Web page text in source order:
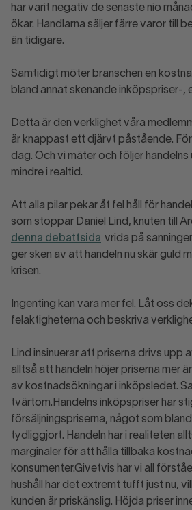
har varit negativ de senaste nio
ökar. Handlarna säljer färre varor till
än tidigare.
Samtidigt möter branschen en
bland annat skenande inköpspriser-,
Detta är den verklighet våra
är knappast ett djärvt påstående.
dag. Och vi mäter och följer handelns
mindre i realtid.
Att alla pilar pekar åt fel håll för
som stoppar Daniel Lind, knuten till
denna debattsida vrida på
ger sken av att handeln nu skär guld
krisen.
Ingenting kan vara mer fel. Låt oss
felaktigheterna och beskriva
Lind insinuerar att priserna drivs upp
alltså att handeln höjer priserna mer
av kostnadsökningar i inköpsledet.
tvärtom.Handelns inköpspriser har
försäljningspriserna, något som
tydliggjort. Handeln har i realiteten
marginaler för att hålla tillbaka
konsumenter.Givetvis har vi all
hushåll har det extremt tufft just nu,
kunden är priskänslig. Höjda priser